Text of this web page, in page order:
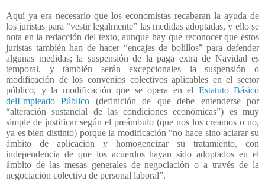
Aquí ya era necesario que los economistas recabaran la ayuda de
los juristas para “vestir legalmente” las medidas adoptadas, y ello se
nota en la redacción del texto, aunque hay que reconocer que estos
juristas también han de hacer “encajes de bolillos” para defender
algunas medidas; la suspensión de la paga extra de Navidad es
temporal, y también serán excepcionales la suspensión o
modificación de los convenios colectivos aplicables en el sector
público, y la modificación que se opera en el Estatuto Básico
delEmpleado Público (definición de que debe entenderse por
“alteración sustancial de las condiciones económicas”) es muy
simple de justificar según el preámbulo (que nos los creamos o no,
ya es bien distinto) porque la modificación “no hace sino aclarar su
ámbito de aplicación y homogeneizar su tratamiento, con
independencia de que los acuerdos hayan sido adoptados en el
ámbito de las mesas generales de negociación o a través de la
negociación colectiva de personal laboral”.